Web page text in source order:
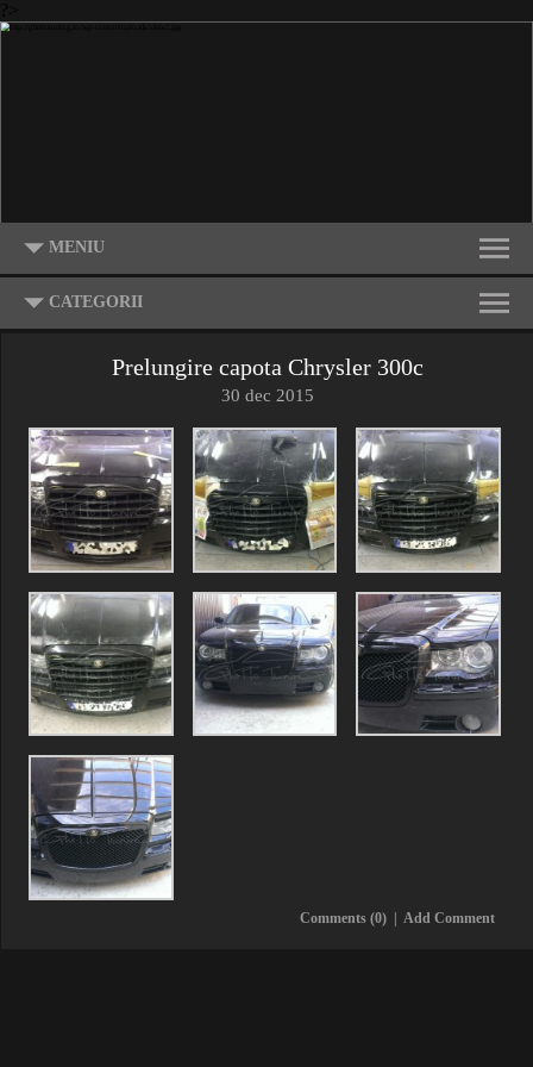
MENIU
CATEGORII
Prelungire capota Chrysler 300c
Comments (0) Add Comment